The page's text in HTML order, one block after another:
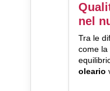
nel
Tra le
come la
oleario